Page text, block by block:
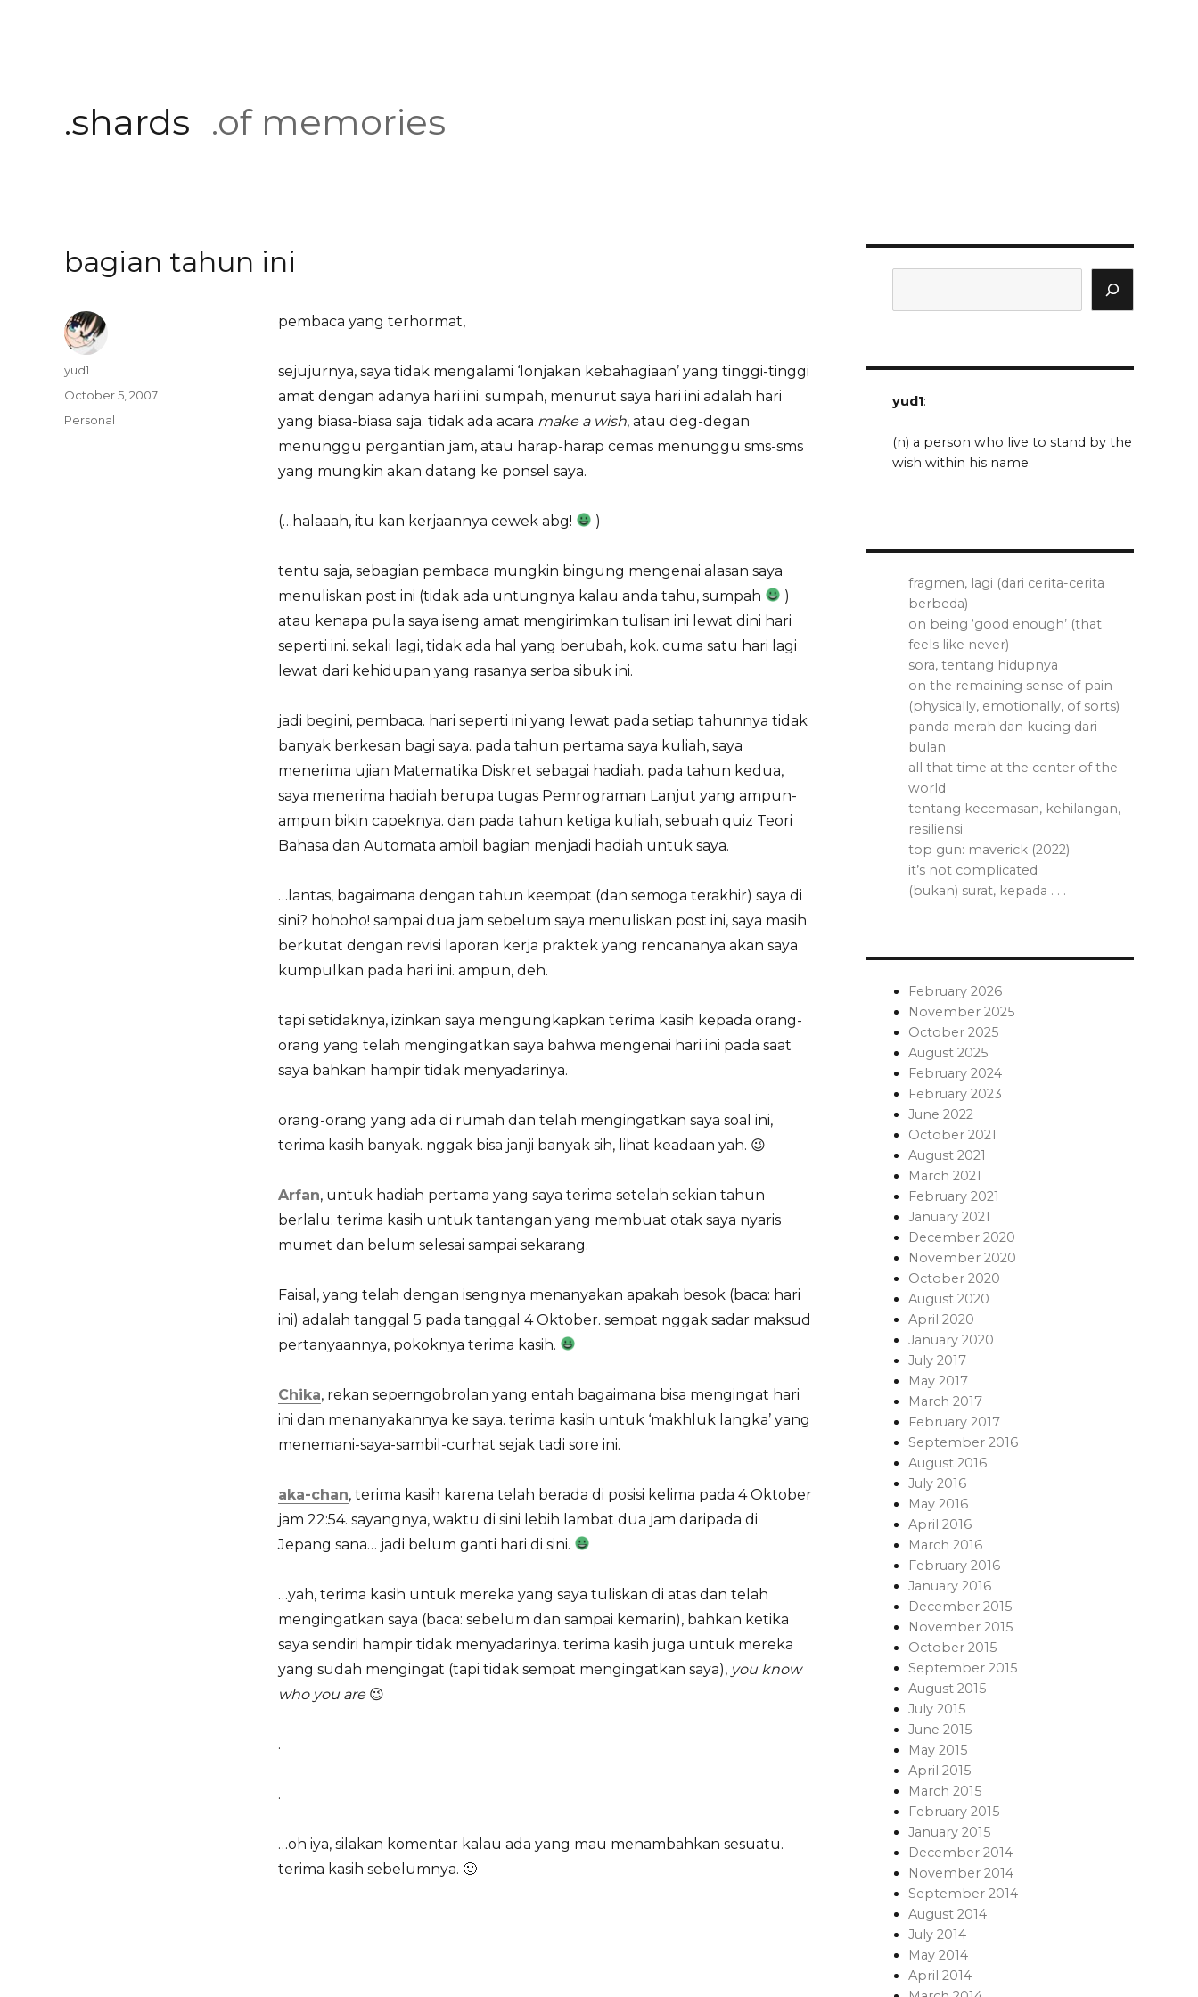
.shards .of memories
bagian tahun ini
pembaca yang terhormat,
sejujurnya, saya tidak mengalami ‘lonjakan kebahagiaan’ yang tinggi-tinggi
amat dengan adanya hari ini. sumpah, menurut saya hari ini adalah hari
yang biasa-biasa saja. tidak ada acara make a wish, atau deg-degan
menunggu pergantian jam, atau harap-harap cemas menunggu sms-sms
yang mungkin akan datang ke ponsel saya.
(…halaaah, itu kan kerjaannya cewek abg! )
tentu saja, sebagian pembaca mungkin bingung mengenai alasan saya
menuliskan post ini (tidak ada untungnya kalau anda tahu, sumpah
)
atau kenapa pula saya iseng amat mengirimkan tulisan ini lewat dini hari
seperti ini. sekali lagi, tidak ada hal yang berubah, kok. cuma satu hari lagi
lewat dari kehidupan yang rasanya serba sibuk ini.
jadi begini, pembaca. hari seperti ini yang lewat pada setiap tahunnya tidak
banyak berkesan bagi saya. pada tahun pertama saya kuliah, saya
menerima ujian Matematika Diskret sebagai hadiah. pada tahun kedua,
saya menerima hadiah berupa tugas Pemrograman Lanjut yang ampun-
ampun bikin capeknya. dan pada tahun ketiga kuliah, sebuah quiz Teori
Bahasa dan Automata ambil bagian menjadi hadiah untuk saya.
…lantas, bagaimana dengan tahun keempat (dan semoga terakhir) saya di
sini? hohoho! sampai dua jam sebelum saya menuliskan post ini, saya masih
berkutat dengan revisi laporan kerja praktek yang rencananya akan saya
kumpulkan pada hari ini. ampun, deh.
tapi setidaknya, izinkan saya mengungkapkan terima kasih kepada orang-
orang yang telah mengingatkan saya bahwa mengenai hari ini pada saat
saya bahkan hampir tidak menyadarinya.
orang-orang yang ada di rumah dan telah mengingatkan saya soal ini,
terima kasih banyak. nggak bisa janji banyak sih, lihat keadaan yah. 😉
Arfan, untuk hadiah pertama yang saya terima setelah sekian tahun
berlalu. terima kasih untuk tantangan yang membuat otak saya nyaris
mumet dan belum selesai sampai sekarang.
Faisal, yang telah dengan isengnya menanyakan apakah besok (baca: hari
ini) adalah tanggal 5 pada tanggal 4 Oktober. sempat nggak sadar maksud
pertanyaannya, pokoknya terima kasih.
Chika, rekan seperngobrolan yang entah bagaimana bisa mengingat hari
ini dan menanyakannya ke saya. terima kasih untuk ‘makhluk langka’ yang
menemani-saya-sambil-curhat sejak tadi sore ini.
aka-chan, terima kasih karena telah berada di posisi kelima pada 4 Oktober
jam 22:54. sayangnya, waktu di sini lebih lambat dua jam daripada di
Jepang sana… jadi belum ganti hari di sini.
…yah, terima kasih untuk mereka yang saya tuliskan di atas dan telah
mengingatkan saya (baca: sebelum dan sampai kemarin), bahkan ketika
saya sendiri hampir tidak menyadarinya. terima kasih juga untuk mereka
yang sudah mengingat (tapi tidak sempat mengingatkan saya), you know
who you are😉
.
.
…oh iya, silakan komentar kalau ada yang mau menambahkan sesuatu.
terima kasih sebelumnya. 🙂
Author
yud1
Posted
October 5, 2007
Categories
Personal
yud1:
(n) a person who live to stand by the
wish within his name.
fragmen, lagi (dari cerita-cerita
berbeda)
on being ‘good enough’ (that
feels like never)
sora, tentang hidupnya
on the remaining sense of pain
(physically, emotionally, of sorts)
panda merah dan kucing dari
bulan
all that time at the center of the
world
tentang kecemasan, kehilangan,
resiliensi
top gun: maverick (2022)
it’s not complicated
(bukan) surat, kepada . . .
February 2026
November 2025
October 2025
August 2025
February 2024
February 2023
June 2022
October 2021
August 2021
March 2021
February 2021
January 2021
December 2020
November 2020
October 2020
August 2020
April 2020
January 2020
July 2017
May 2017
March 2017
February 2017
September 2016
August 2016
July 2016
May 2016
April 2016
March 2016
February 2016
January 2016
December 2015
November 2015
October 2015
September 2015
August 2015
July 2015
June 2015
May 2015
April 2015
March 2015
February 2015
January 2015
December 2014
November 2014
September 2014
August 2014
July 2014
May 2014
April 2014